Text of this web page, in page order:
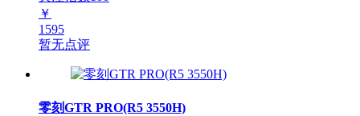
￥
1595
暂无点评
零刻GTR PRO(R5 3550H)